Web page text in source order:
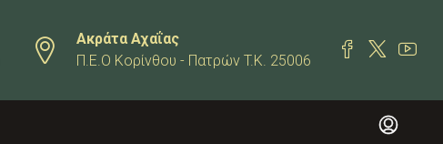
Ακράτα Αχαΐας
Π.Ε.Ο Κορίνθου - Πατρών T.K. 25006